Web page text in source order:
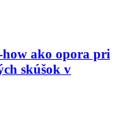
ako opora pri
skúšok v